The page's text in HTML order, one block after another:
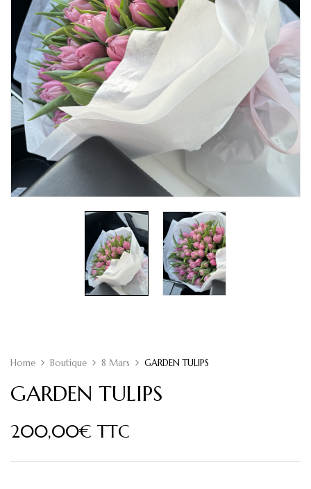
Home Boutique 8 Mars GARDEN TULIPS
GARDEN TULIPS
200,00€ TTC